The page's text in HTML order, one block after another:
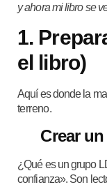
y ahora mi libro se
1.
el libro)
Aquí es donde la
terreno.
Crear
¿Qué es un grupo
confianza». Son